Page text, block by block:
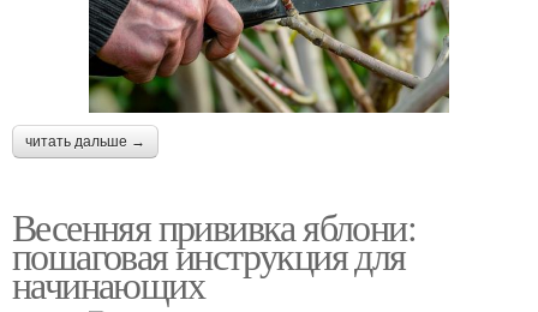
читать дальше →
Весенняя прививка яблони:
пошаговая инструкция для
начинающих